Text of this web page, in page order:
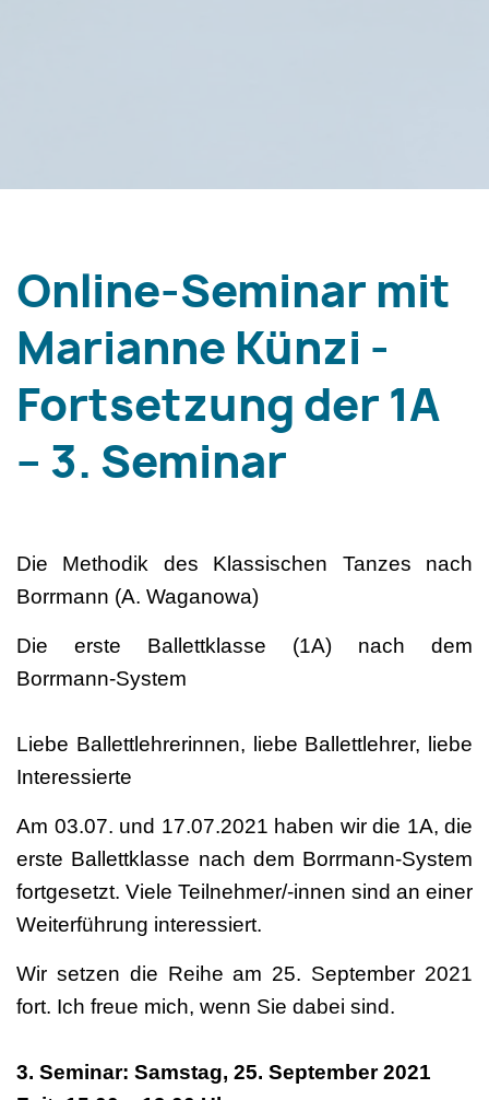
Online-Seminar mit
Marianne Künzi -
Fortsetzung der 1A
– 3. Seminar
Die Methodik des Klassischen Tanzes nach
Borrmann (A. Waganowa)
Die erste Ballettklasse (1A) nach dem
Borrmann-System
Liebe Ballettlehrerinnen, liebe Ballettlehrer, liebe
Interessierte
Am 03.07. und 17.07.2021 haben wir die 1A, die
erste Ballettklasse nach dem Borrmann-System
fortgesetzt. Viele Teilnehmer/-innen sind an einer
Weiterführung interessiert.
Wir setzen die Reihe am 25. September 2021
fort. Ich freue mich, wenn Sie dabei sind.
3. Seminar: Samstag, 25. September 2021